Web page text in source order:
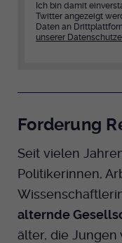
Ich bin damit
Twitter angezeigt
Daten an
unserer
Forderung
Seit vielen
Politikerinnen,
alternde
älter, die Jungen